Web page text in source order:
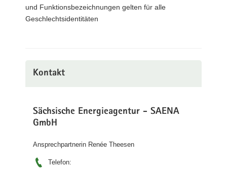
und Funktionsbezeichnungen gelten für alle
Geschlechtsidentitäten
Kontakt
Sächsische Energieagentur - SAENA
GmbH
Ansprechpartnerin Renée Theesen
Telefon: